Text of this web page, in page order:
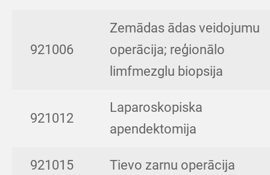
921006
Zemādas ādas veidojumu
operācija; reģionālo
limfmezglu biopsija
921012
Laparoskopiska
apendektomija
921015 Tievo zarnu operācija